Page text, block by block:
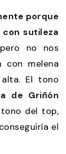
porque
sutileza
no nos
con melena
El tono
de Griñón
del top,
el